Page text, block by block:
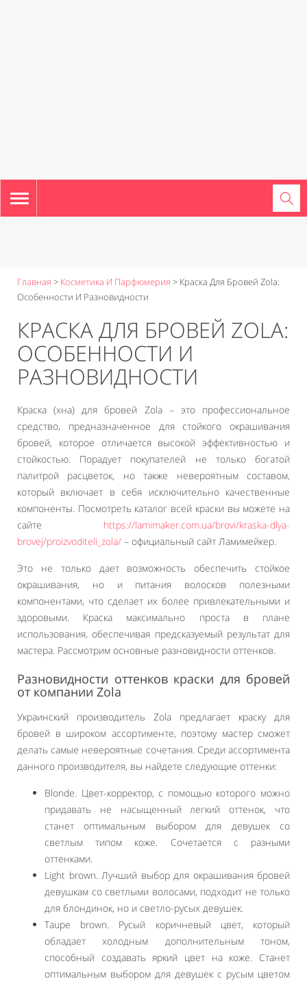
TOGGLE
NAVIGATION
Главная > Косметика И Парфюмерия > Краска Для Бровей Zola:
Особенности И Разновидности
КРАСКА ДЛЯ БРОВЕЙ ZOLA:
ОСОБЕННОСТИ И
РАЗНОВИДНОСТИ
Краска (хна) для бровей Zola – это профессиональное
средство, предназначенное для стойкого окрашивания
бровей, которое отличается высокой эффективностью и
стойкостью. Порадует покупателей не только богатой
палитрой расцветок, но также невероятным составом,
который включает в себя исключительно качественные
компоненты. Посмотреть каталог всей краски вы можете на
сайте https://lamimaker.com.ua/brovi/kraska-dlya-
brovej/proizvoditeli_zola/ – официальный сайт Ламимейкер.
Это не только дает возможность обеспечить стойкое
окрашивания, но и питания волосков полезными
компонентами, что сделает их более привлекательными и
здоровыми. Краска максимально проста в плане
использования, обеспечивая предсказуемый результат для
мастера. Рассмотрим основные разновидности оттенков.
Разновидности оттенков краски для бровей
от компании Zola
Украинский производитель Zola предлагает краску для
бровей в широком ассортименте, поэтому мастер сможет
делать самые невероятные сочетания. Среди ассортимента
данного производителя, вы найдете следующие оттенки:
Blonde. Цвет-корректор, с помощью которого можно
придавать не насыщенный легкий оттенок, что
станет оптимальным выбором для девушек со
светлым типом коже. Сочетается с разными
оттенками.
Light brown. Лучший выбор для окрашивания бровей
девушкам со светлыми волосами, подходит не только
для блондинок, но и светло-русых девушек.
Taupe brown. Русый коричневый цвет, который
обладает холодным дополнительным тоном,
способный создавать яркий цвет на коже. Станет
оптимальным выбором для девушек с русым цветом